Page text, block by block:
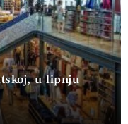
u lipnju